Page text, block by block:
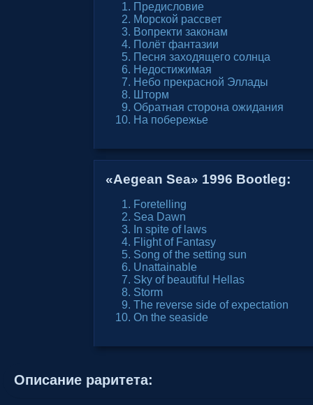
Предисловие
Морской рассвет
Вопректи законам
Полёт фантазии
Песня заходящего солнца
Недостижимая
Небо прекрасной Эллады
Шторм
Обратная сторона ожидания
На побережье
«Aegean Sea» 1996 Bootleg:
Foretelling
Sea Dawn
In spite of laws
Flight of Fantasy
Song of the setting sun
Unattainable
Sky of beautiful Hellas
Storm
The reverse side of expectation
On the seaside
Описание раритета: